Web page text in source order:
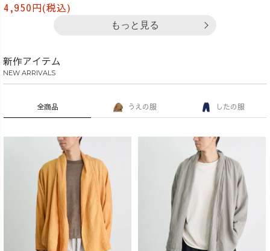
4,950円(税込)
もっと見る
新作アイテム
NEW ARRIVALS
全商品 うえの服 したの服